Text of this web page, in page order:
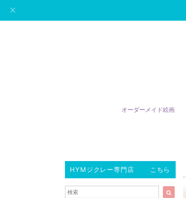
オーダーメイド絵画
HYMジクレー専門店 こちら